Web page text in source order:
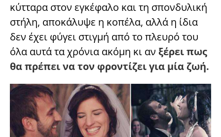
κύτταρα στον εγκέφαλο και τη σπονδυλική
στήλη, αποκάλυψε η κοπέλα, αλλά η ίδια
δεν έχει φύγει στιγμή από το πλευρό του
όλα αυτά τα χρόνια ακόμη κι αν ξέρει πως
θα πρέπει να τον φροντίζει για μία ζωή.